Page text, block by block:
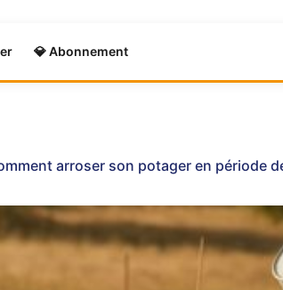
💎 Abonnement
arroser son potager en période